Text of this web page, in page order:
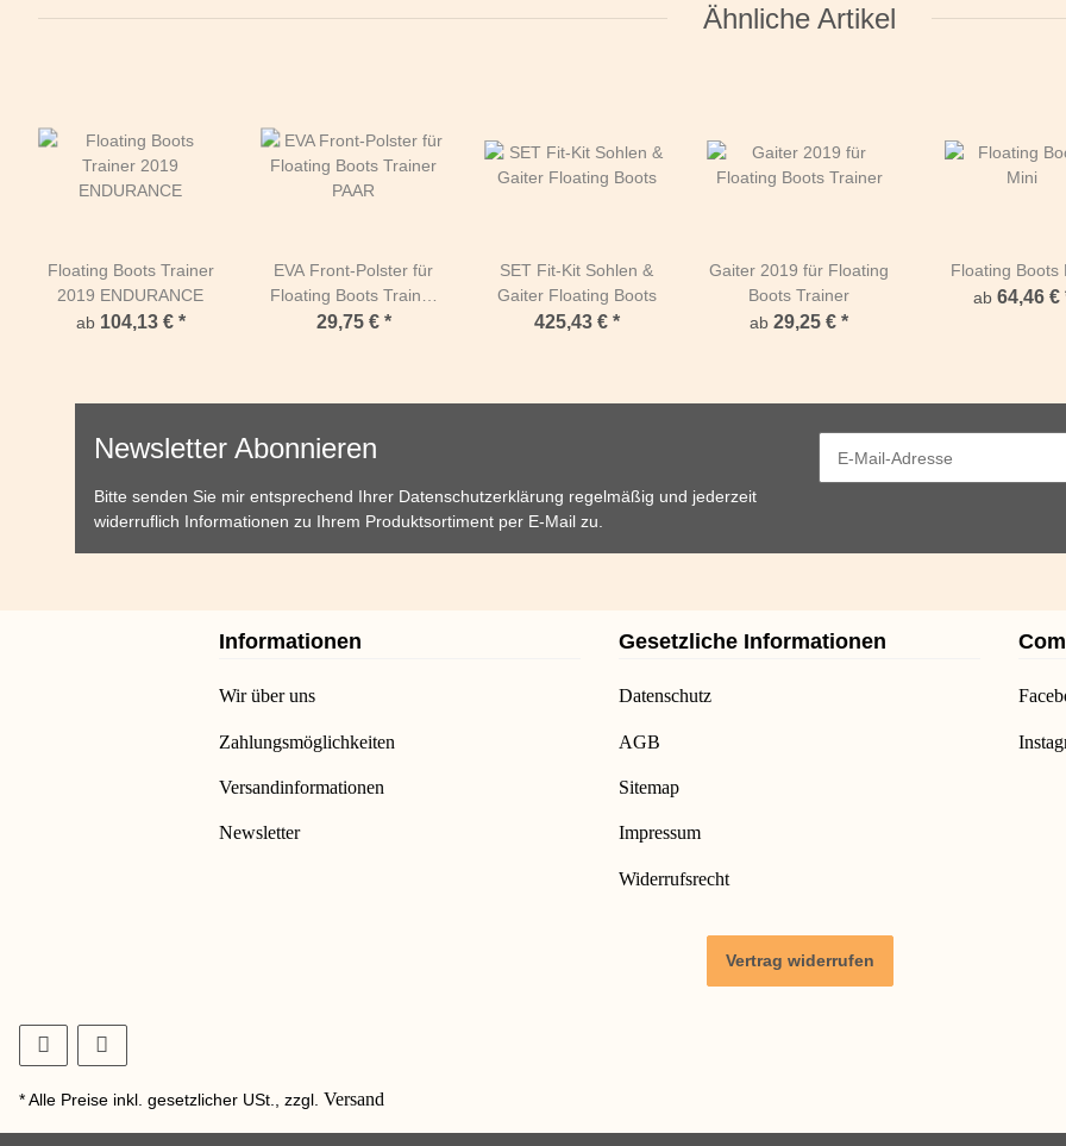
Ähnliche Artikel
Floating Boots Trainer
2019 ENDURANCE
ab 104,13 € *
EVA Front-Polster für
Floating Boots Trainer
PAAR
29,75 € *
SET Fit-Kit Sohlen &
Gaiter Floating Boots
425,43 € *
Gaiter 2019 für Floating
Boots Trainer
ab29,25 €*
Floating Boots
ab 64,46 €
Newsletter Abonnieren
Bitte senden Sie mir entsprechend Ihrer Datenschutzerklärung regelmäßig und jederzeit
widerruflich Informationen zu Ihrem Produktsortiment per E-Mail zu.
Informationen
Wir über uns
Zahlungsmöglichkeiten
Versandinformationen
Newsletter
Gesetzliche Informationen
Datenschutz
AGB
Sitemap
Impressum
Widerrufsrecht
Vertrag widerrufen
* Alle Preise inkl. gesetzlicher USt., zzgl. Versand